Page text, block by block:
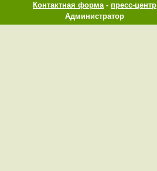
Контактная форма-пресс-центр
Администратор